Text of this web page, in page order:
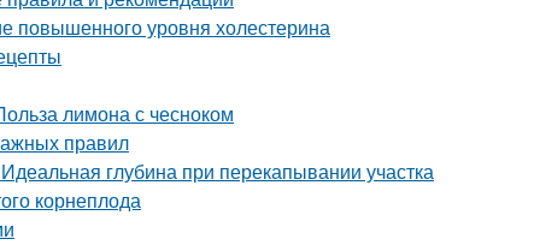
повышенного уровня холестерина
лимона с чесноком
правил
глубина при перекапывании участка
корнеплода